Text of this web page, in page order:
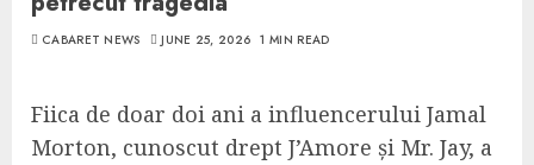
CABARET NEWS JUNE 25, 2026 1 MIN READ
Fiica de doar doi ani a influencerului Jamal
Morton, cunoscut drept J’Amore și Mr. Jay, a